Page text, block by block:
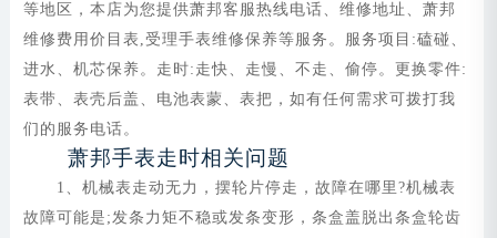
等地区，本店为您提供萧邦客服热线电话、维修地址、萧邦
维修费用价目表,受理手表维修保养等服务。服务项目:磕碰、
进水、机芯保养。走时:走快、走慢、不走、偷停。更换零件:
表带、表壳后盖、电池表蒙、表把，如有任何需求可拨打我
们的服务电话。
萧邦手表走时相关问题
1、机械表走动无力，摆轮片停走，故障在哪里?机械表
故障可能是;发条力矩不稳或发条变形，条盒盖脱出条盒轮齿